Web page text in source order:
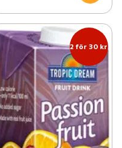
2 för 30 kr